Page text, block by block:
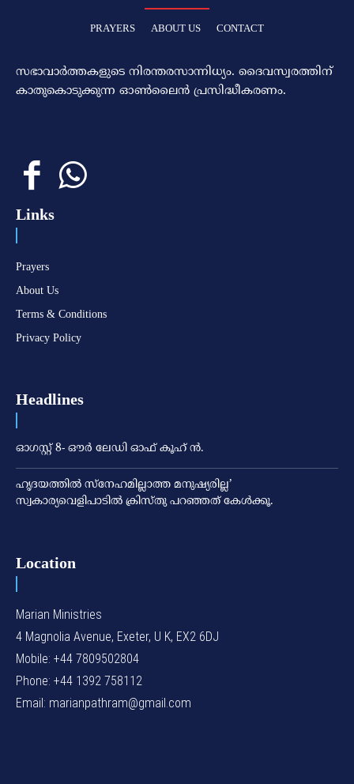
PRAYERS ABOUT US CONTACT
സഭാവാര്‍ത്തകളുടെ നിരന്തരസാന്നിധ്യം. ദൈവസ്വരത്തിന്‌
കാതുകൊടുക്കുന്ന ഓണ്‍ലൈന്‍ പ്രസിദ്ധീകരണം.
Links
Prayers
About Us
Terms & Conditions
Privacy Policy
Headlines
ഓഗസ്റ്റ് 8- ഔര്‍ ലേഡി ഓഫ് കൂഹ് ന്‍.
ഹൃദയത്തില്‍ സ്‌നേഹമില്ലാത്ത മനുഷ്യരില്ല’
സ്വകാര്യവെളിപാടില്‍ ക്രിസ്തു പറഞ്ഞത് കേള്‍ക്കൂ.
Location
Marian Ministries
4 Magnolia Avenue, Exeter, U K, EX2 6DJ
Mobile: +44 7809502804
Phone: +44 1392 758112
Email: marianpathram@gmail.com